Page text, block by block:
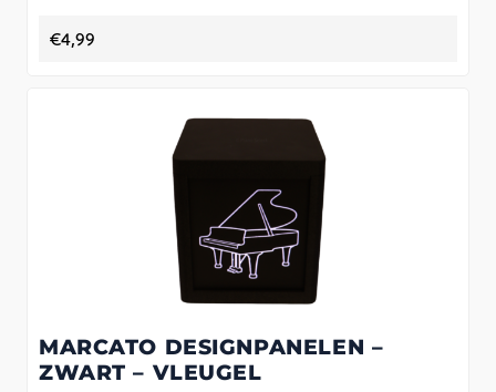
€4,99
MARCATO DESIGNPANELEN –
ZWART – VLEUGEL